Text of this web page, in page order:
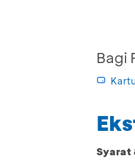
Bagi
Syarat